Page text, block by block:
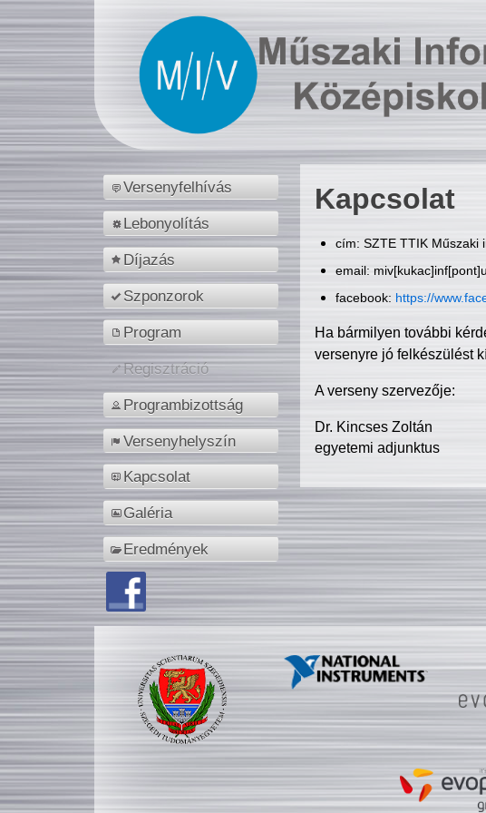
Versenyfelhívás
Lebonyolítás
Díjazás
Szponzorok
Program
Regisztráció
Programbizottság
Versenyhelyszín
Kapcsolat
Galéria
Eredmények
Kapcsolat
cím: SZTE TTIK Műszaki
email:
facebook: https://
Ha bármilyen további
versenyre jó felkészülést
A verseny szervezője:
Dr. Kincses Zoltán
egyetemi adjunktus